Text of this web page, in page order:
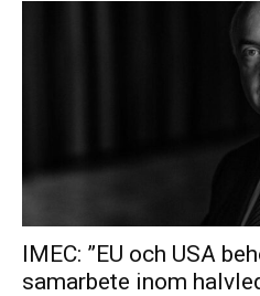
IMEC: ”EU och USA
samarbete inom